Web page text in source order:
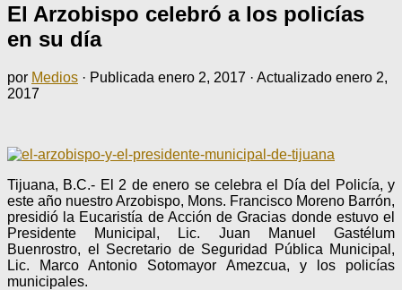
El Arzobispo celebró a los policías
en su día
por Medios · Publicada enero 2, 2017 · Actualizado enero 2,
2017
Tijuana, B.C.- El 2 de enero se celebra el Día del Policía, y
este año nuestro Arzobispo, Mons. Francisco Moreno Barrón,
presidió la Eucaristía de Acción de Gracias donde estuvo el
Presidente Municipal, Lic. Juan Manuel Gastélum
Buenrostro, el Secretario de Seguridad Pública Municipal,
Lic. Marco Antonio Sotomayor Amezcua, y los policías
municipales.